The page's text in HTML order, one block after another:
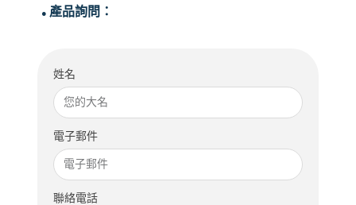
● 產品詢問：
姓名
電子郵件
聯絡電話